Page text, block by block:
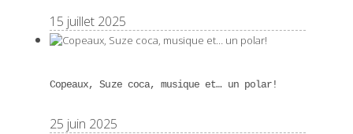
15 juillet 2025
Copeaux, Suze coca, musique et… un polar!
25 juin 2025